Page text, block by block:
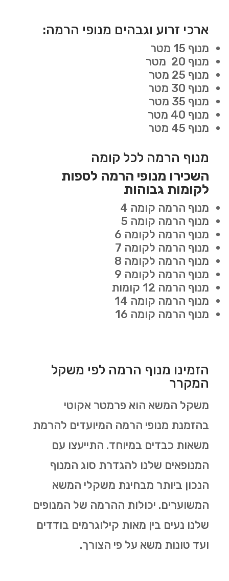
ארכי זרוע וגבהים מנופי הרמה:
מנוף 15 מטר
מנוף 20 מטר
מנוף 25 מטר
מנוף 30 מטר
מנוף 35 מטר
מנוף 40 מטר
מנוף 45 מטר
מנוף הרמה לכל קומה
השכירו מנופי הרמה לספות
לקומות גבוהות
מנוף הרמה קומה 4
מנוף הרמה קומה 5
מנוף הרמה לקומה 6
מנוף הרמה לקומה 7
מנוף הרמה לקומה 8
מנוף הרמה לקומה 9
מנוף הרמה 12 קומות
מנוף הרמה קומה 14
מנוף הרמה קומה 16
הזמינו מנוף הרמה לפי משקל
המקרר
משקל המשא הוא פרמטר אקוטי
בהזמנת מנופי הרמה המיועדים להרמת
משאות כבדים במיוחד. התייעצו עם
המנופאים שלנו להגדרת סוג המנוף
הנכון ביותר מבחינת משקלי המשא
המשוערים. יכולות ההרמה של המנופים
שלנו נעים בין מאות קילוגרמים בודדים
ועד טונות משא על פי הצורך.